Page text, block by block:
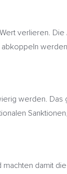
verlieren.
werden.
damit